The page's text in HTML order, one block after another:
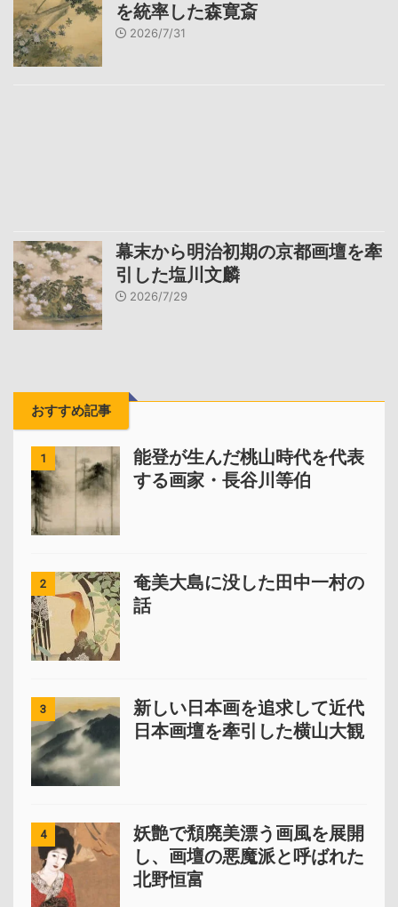
を統率した森寛斎
2026/7/31
幕末から明治初期の京都画壇を牽
引した塩川文麟
2026/7/29
おすすめ記事
1
能登が生んだ桃山時代を代表
する画家・長谷川等伯
2
奄美大島に没した田中一村の
話
3
新しい日本画を追求して近代
日本画壇を牽引した横山大観
4
妖艶で頽廃美漂う画風を展開
し、画壇の悪魔派と呼ばれた
北野恒富